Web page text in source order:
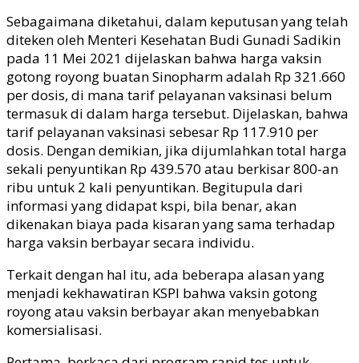
Sebagaimana diketahui, dalam keputusan yang telah
diteken oleh Menteri Kesehatan Budi Gunadi Sadikin
pada 11 Mei 2021 dijelaskan bahwa harga vaksin
gotong royong buatan Sinopharm adalah Rp 321.660
per dosis, di mana tarif pelayanan vaksinasi belum
termasuk di dalam harga tersebut. Dijelaskan, bahwa
tarif pelayanan vaksinasi sebesar Rp 117.910 per
dosis. Dengan demikian, jika dijumlahkan total harga
sekali penyuntikan Rp 439.570 atau berkisar 800-an
ribu untuk 2 kali penyuntikan. Begitupula dari
informasi yang didapat kspi, bila benar, akan
dikenakan biaya pada kisaran yang sama terhadap
harga vaksin berbayar secara individu.
Terkait dengan hal itu, ada beberapa alasan yang
menjadi kekhawatiran KSPI bahwa vaksin gotong
royong atau vaksin berbayar akan menyebabkan
komersialisasi.